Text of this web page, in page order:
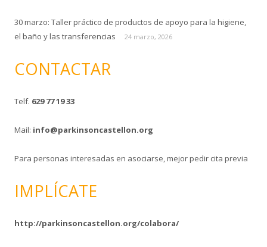
30 marzo: Taller práctico de productos de apoyo para la higiene,
el baño y las transferencias
24 marzo, 2026
CONTACTAR
Telf. 629 77 19 33
Mail: info@parkinsoncastellon.org
Para personas interesadas en asociarse, mejor pedir cita previa
IMPLÍCATE
http://parkinsoncastellon.org/colabora/